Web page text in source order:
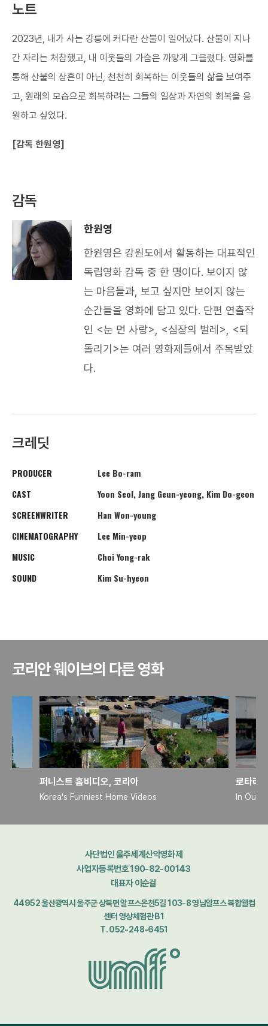
노트
2023년, 내가 사는 강릉에 커다란 산불이 일어났다. 산불이 지나
간 자리는 처참했고, 내 이웃들의 가슴은 까맣게 그을렸다. 영화를
통해 산불의 상흔이 아닌, 천천히 회복하는 이웃들의 삶을 보여주
고, 원래의 모습으로 회복하려는 그들의 일상과 자연의 회복을 응
원하고 싶었다.
[감독 한원영]
감독
한원영
한원영은 강원도에서 활동하는 대표적인
독립영화 감독 중 한 명이다. 보이지 않
는 마음들과, 보고 싶지만 보이지 않는
순간들을 영화에 담고 있다. 단편 연출작
인 <눈 먼 사랑>, <심장의 벌레>, <되
돌리기>는 여러 영화제들에서 주목받았
다.​
크레딧
PRODUCER
Lee Bo-ram
CAST
Yoon Seol, Jang Geun-yeong, Kim Do-geon
SCREENWRITER
Han Won-young
CINEMATOGRAPHY
Lee Min-yeop
MUSIC
Choi Yong-rak
SOUND
Kim Su-hyeon
코리안 웨이브의 다른 영화
퍼니스트 홈비디오, 코리아
Korea's Funniest Home Videos
로타리
In Our
사단법인 울주세계산악영화제
사업자등록번호 190-82-00143
대표자 이순걸
44952 울산광역시 울주군 상북면 알프스온천5길 103-8 영남알프스 복합웰컴
센터 영상체험관 B1
T. 052-248-6451